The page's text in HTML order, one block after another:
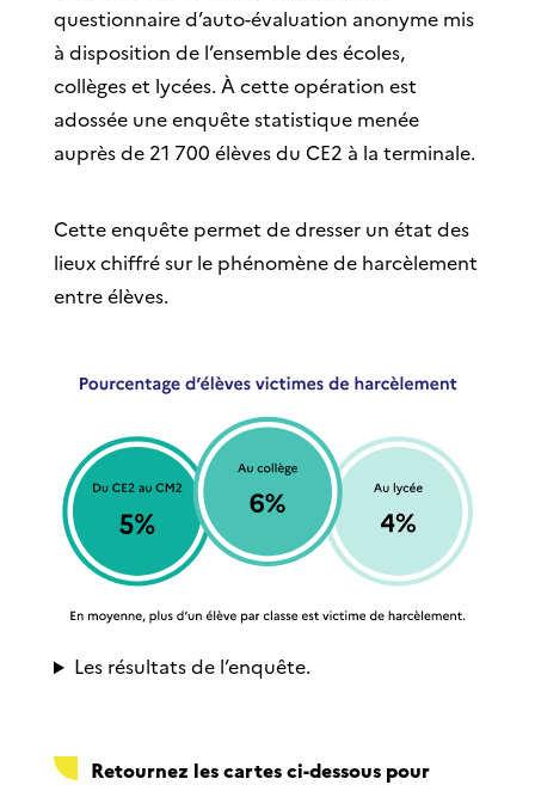
questionnaire d’auto-évaluation anonyme mis
à disposition de l’ensemble des écoles,
collèges et lycées. À cette opération est
adossée une enquête statistique menée
auprès de 21 700 élèves du CE2 à la terminale.
Cette enquête permet de dresser un état des
lieux chiffré sur le phénomène de harcèlement
entre élèves.
Les résultats de l’enquête.
Retournez les cartes ci-dessous pour